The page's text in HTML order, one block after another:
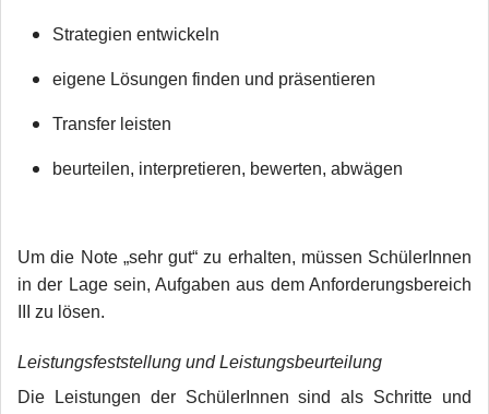
Strategien entwickeln
eigene Lösungen finden und präsentieren
Transfer leisten
beurteilen, interpretieren, bewerten, abwägen
Um die Note „sehr gut“ zu erhalten, müssen SchülerInnen
in der Lage sein, Aufgaben aus dem Anforderungsbereich
III zu lösen.
Leistungsfeststellung und Leistungsbeurteilung
Die Leistungen der SchülerInnen sind als Schritte und